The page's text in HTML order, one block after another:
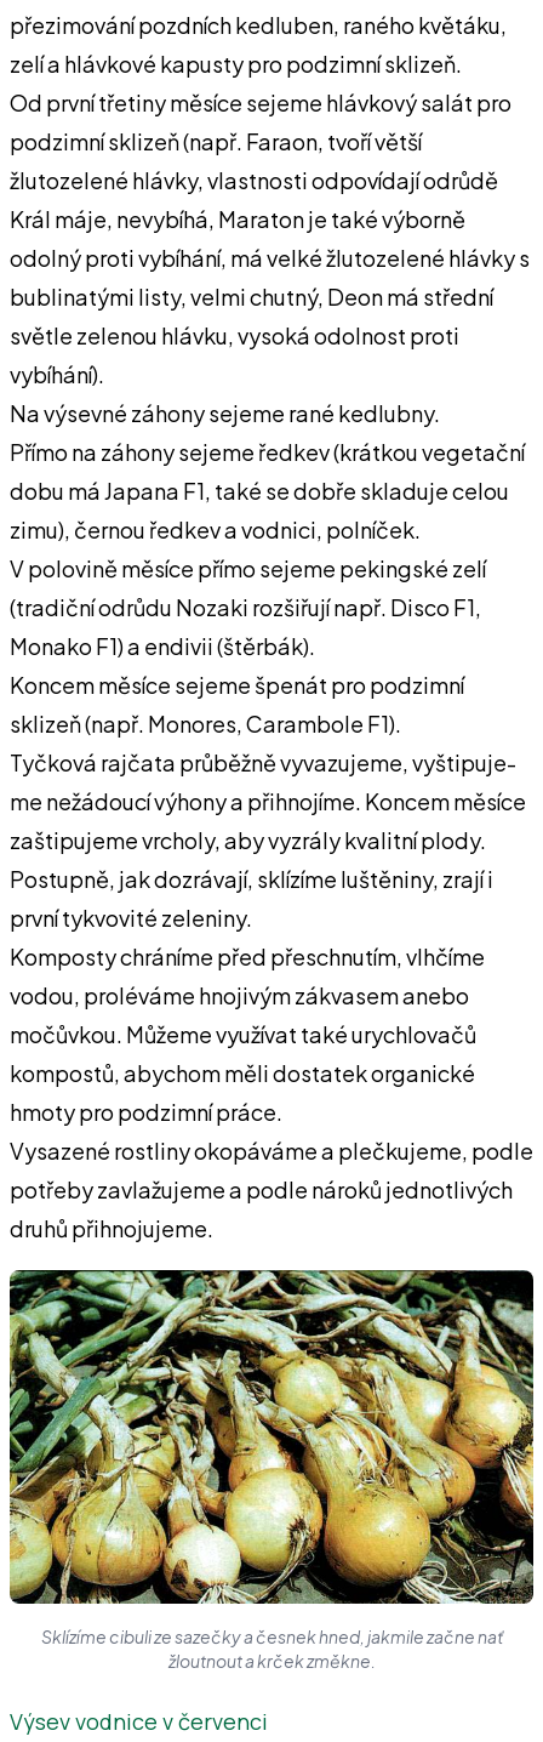
přezimování pozdních kedlu­ben, raného květáku,
zelí a hlávkové kapusty pro podzimní sklizeň.
Od první třetiny měsíce sejeme hláv­kový salát pro
podzimní sklizeň (např. Faraon, tvoří větší
žlutozelené hlávky, vlastnosti odpovídají odrůdě
Král má­je, nevybíhá, Maraton je také výborně
odolný proti vybíhání, má velké žluto­zelené hlávky s
bublinatými listy, vel­mi chutný, Deon má střední
světle ze­lenou hlávku, vysoká odolnost proti
vybíhání).
Na výsevné záhony sejeme rané ked­lubny.
Přímo na záhony sejeme ředkev (krát­kou vegetační
dobu má Japana F1, ta­ké se dobře skladuje celou
zimu), čer­nou ředkev a vodnici, polníček.
V polovině měsíce přímo sejeme pe­kingské zelí
(tradiční odrůdu Nozaki rozšiřují např. Disco F1,
Monako F1) a endivii (štěrbák).
Koncem měsíce sejeme špenát pro podzimní
sklizeň (např. Monores, Carambole F1).
Tyčková rajčata průběžně vyvazujeme, vyštipuje­
me nežádoucí výhony a přihnojíme. Koncem mě­síce
zaštipujeme vrcholy, aby vyzrály kvalitní plody.
Postupně, jak dozrávají, sklízíme luštěniny, zrají i
první tykvovité zeleniny.
Komposty chráníme před přeschnutím, vlhčíme
vodou, proléváme hnojivým zákvasem anebo
močůvkou. Můžeme využívat také urychlovačů
kompostů, abychom měli dostatek organické
hmoty pro podzimní práce.
Vysazené rostliny okopáváme a plečkujeme, pod­le
potřeby zavlažujeme a podle nároků jednotli­vých
druhů přihnojujeme.
Sklízíme cibuli ze sazečky a česnek hned, jakmile začne nať
žloutnout a krček změkne.
Výsev vodnice v červenci